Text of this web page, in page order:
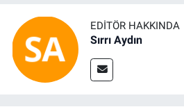
EDITÖR HAKKINDA
Sırrı Aydın